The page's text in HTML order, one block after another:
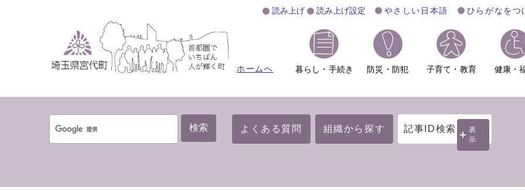
読み上げ 読み上げ設定 やさしい日本語 ひらがなをつ
ホームへ 暮らし・手続き 防災・防犯 子育て・教育 健康・
検索 よくある質問 組織から探す 記事ID検索
表
示